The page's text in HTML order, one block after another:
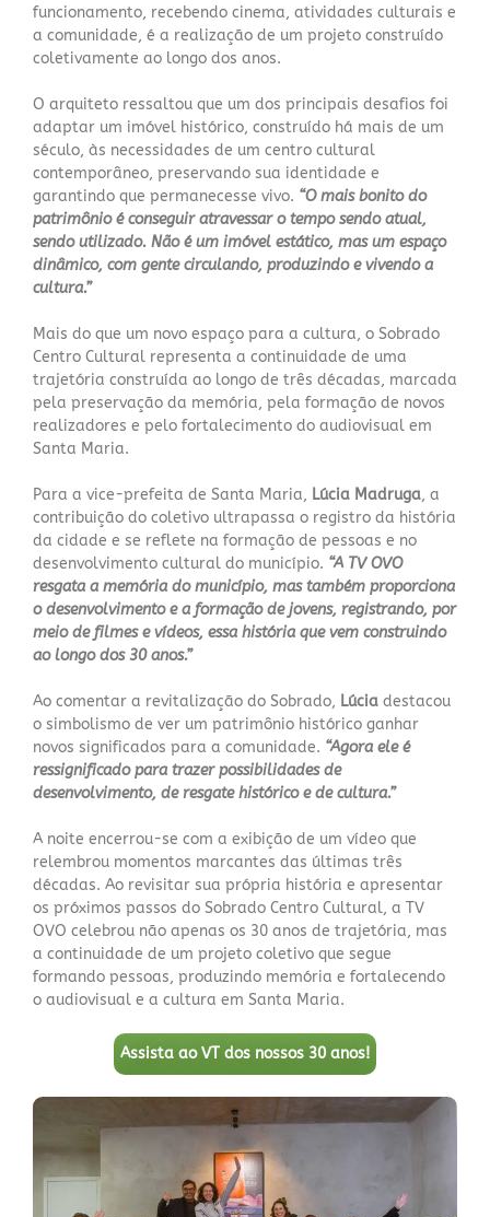
funcionamento, recebendo cinema, atividades culturais e
a comunidade, é a realização de um projeto construído
coletivamente ao longo dos anos.
O arquiteto ressaltou que um dos principais desafios foi
adaptar um imóvel histórico, construído há mais de um
século, às necessidades de um centro cultural
contemporâneo, preservando sua identidade e
garantindo que permanecesse vivo. “O mais bonito do
patrimônio é conseguir atravessar o tempo sendo atual,
sendo utilizado. Não é um imóvel estático, mas um espaço
dinâmico, com gente circulando, produzindo e vivendo a
cultura.”
Mais do que um novo espaço para a cultura, o Sobrado
Centro Cultural representa a continuidade de uma
trajetória construída ao longo de três décadas, marcada
pela preservação da memória, pela formação de novos
realizadores e pelo fortalecimento do audiovisual em
Santa Maria.
Para a vice-prefeita de Santa Maria, Lúcia Madruga, a
contribuição do coletivo ultrapassa o registro da história
da cidade e se reflete na formação de pessoas e no
desenvolvimento cultural do município. “A TV OVO
resgata a memória do município, mas também proporciona
o desenvolvimento e a formação de jovens, registrando, por
meio de filmes e vídeos, essa história que vem construindo
ao longo dos 30 anos.”
Ao comentar a revitalização do Sobrado, Lúcia destacou
o simbolismo de ver um patrimônio histórico ganhar
novos significados para a comunidade. “Agora ele é
ressignificado para trazer possibilidades de
desenvolvimento, de resgate histórico e de cultura.”
A noite encerrou-se com a exibição de um vídeo que
relembrou momentos marcantes das últimas três
décadas. Ao revisitar sua própria história e apresentar
os próximos passos do Sobrado Centro Cultural, a TV
OVO celebrou não apenas os 30 anos de trajetória, mas
a continuidade de um projeto coletivo que segue
formando pessoas, produzindo memória e fortalecendo
o audiovisual e a cultura em Santa Maria.
Assista ao VT dos nossos 30 anos!